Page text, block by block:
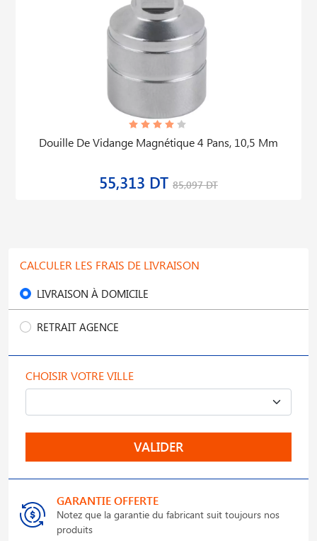
Douille De Vidange Magnétique 4 Pans, 10,5 Mm
55,313 DT 85,097 DT
CALCULER LES FRAIS DE LIVRAISON
LIVRAISON À DOMICILE
RETRAIT AGENCE
CHOISIR VOTRE VILLE
VALIDER
GARANTIE OFFERTE
Notez que la garantie du fabricant suit toujours nos
produits